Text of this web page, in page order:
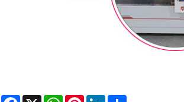
Facebook
X WhatsApp
PinterestLinkedIn